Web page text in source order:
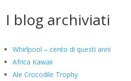
I blog archiviati
Whirlpool – cento di questi anni
Africa Kawaii
Ale Crocodile Trophy